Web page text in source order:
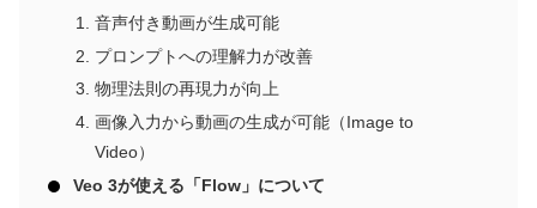
音声付き動画が生成可能
プロンプトへの理解力が改善
物理法則の再現力が向上
画像入力から動画の生成が可能（Image to
Video）
Veo 3が使える「Flow」について